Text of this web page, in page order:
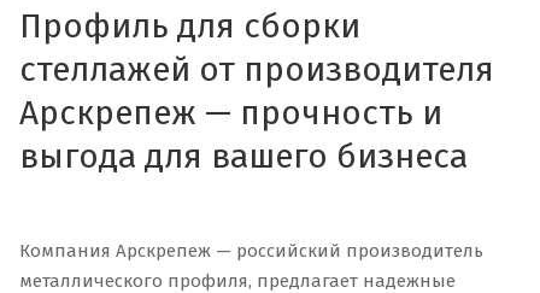
Профиль для сборки
стеллажей от производителя
Арскрепеж — прочность и
выгода для вашего бизнеса
Компания Арскрепеж — российский производитель
металлического профиля, предлагает надежные